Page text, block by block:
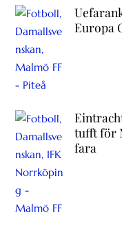
Europa
tufft för
fara